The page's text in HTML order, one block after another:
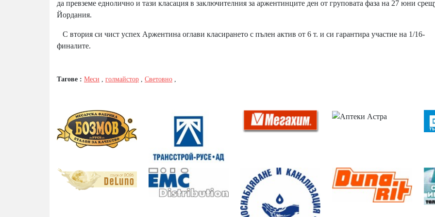
да превземе еднолично и тази класация в заключителния за аржентинците ден от груповата фаза на 27 юни
Йордания.
С втория си чист успех Аржентина оглави класирането с пълен актив от 6 т. и си гарантира участие на 1/16-
финалите.
Тагове : Меси , голмайстор , Световно ,